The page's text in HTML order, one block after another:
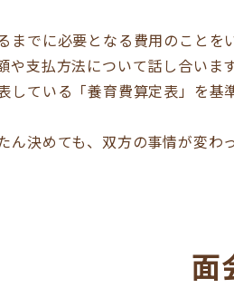
までに必要となる費用のことを
や支払方法について話し合いま
している「養育費算定表」を
ん決めても、双方の事情が変わ
面